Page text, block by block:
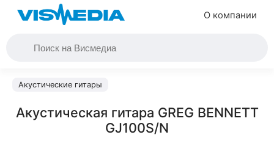
О компании
Акустические гитары
Акустическая гитара GREG BENNETT
GJ100S/N